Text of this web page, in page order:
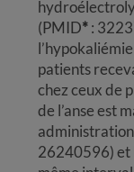
(PMID*:
patients
chez ceux de
de l’anse est
26240596) et